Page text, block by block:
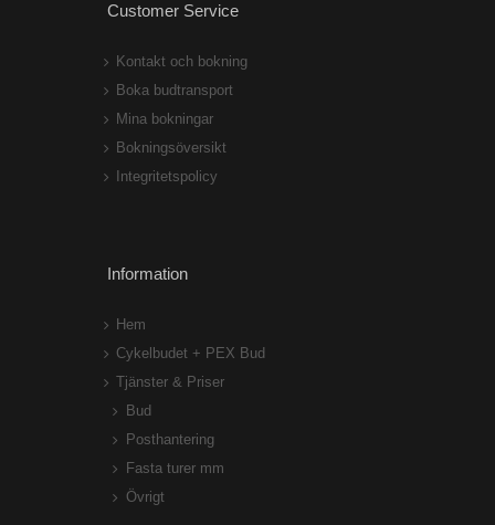
Customer Service
Kontakt och bokning
Boka budtransport
Mina bokningar
Bokningsöversikt
Integritetspolicy
Information
Hem
Cykelbudet + PEX Bud
Tjänster & Priser
Bud
Posthantering
Fasta turer mm
Övrigt